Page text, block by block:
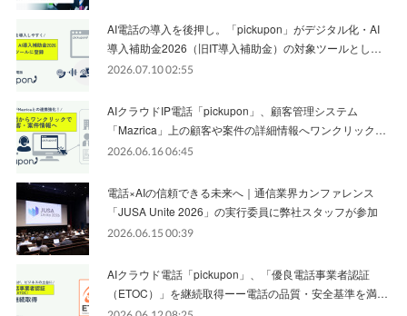
AI電話の導入を後押し。「pickupon」がデジタル化・AI
導入補助金2026（旧IT導入補助金）の対象ツールとし…
2026.07.10 02:55
AIクラウドIP電話「pickupon」、顧客管理システム
「Mazrica」上の顧客や案件の詳細情報へワンクリック…
2026.06.16 06:45
電話×AIの信頼できる未来へ｜通信業界カンファレンス
「JUSA Unite 2026」の実行委員に弊社スタッフが参加
2026.06.15 00:39
AIクラウド電話「pickupon」、「優良電話事業者認証
（ETOC）」を継続取得ーー電話の品質・安全基準を満…